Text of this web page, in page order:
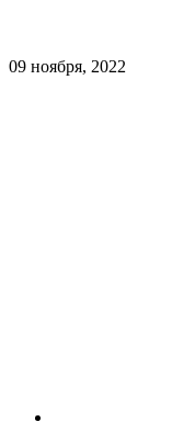
09 ноября, 2022